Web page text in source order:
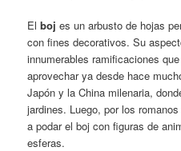
Elboj es un arbusto de hojas
con fines decorativos. Su
innumerables ramificaciones
aprovechar ya desde hace
Japón y la China milenaria,
jardines. Luego, por los
a podar el boj con figuras de
esferas.